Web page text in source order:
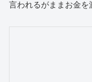
言われるがままお金